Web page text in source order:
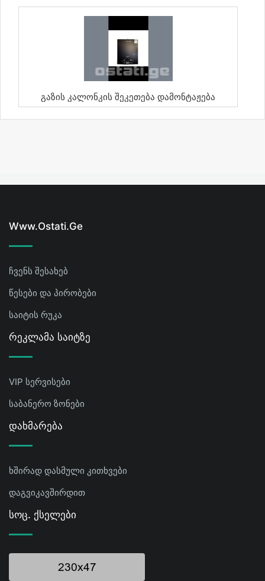
Გაზის Კალონკის Შეკეთება Დამონტაჟება
Www.ostati.ge
ჩვენს შესახებ
წესები და პირობები
საიტის რუკა
Რეკლამა Საიტზე
VIP სერვისები
საბანერო ზონები
Დახმარება
ხშირად დასმული კითხვები
დაგვიკავშირდით
Სოც. Ქსელები